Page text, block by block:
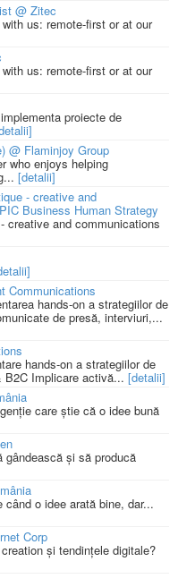
@ Zitec
us: remote-first or at our
us: remote-first or at our
proiecte de
@ Flaminjoy Group
who enjoys helping
[detalii]
- creative and
Business Human Strategy
creative and communications
Communications
hands-on a strategiilor de
de presă, interviuri,...
hands-on a strategiilor de
B2C Implicare activă... [detalii]
care știe că o idee bună
gândească și să producă
o idee arată bine, dar...
Corp
și tendințele digitale?